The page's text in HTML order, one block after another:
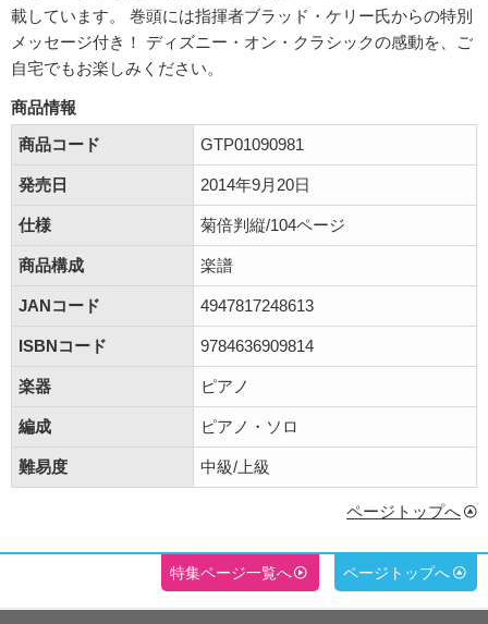
載しています。 巻頭には指揮者ブラッド・ケリー氏からの特別
メッセージ付き！ ディズニー・オン・クラシックの感動を、ご
自宅でもお楽しみください。
商品情報
商品コード
GTP01090981
発売日 2014年9月20日
仕様 菊倍判縦/104ページ
商品構成 楽譜
JANコード 4947817248613
ISBNコード 9784636909814
楽器 ピアノ
編成 ピアノ・ソロ
難易度 中級/上級
ページトップへ
特集ページ一覧へ ページトップへ